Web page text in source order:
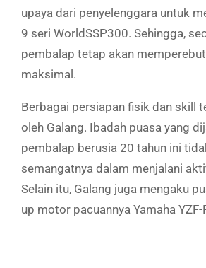
upaya dari penyelenggara untuk
9 seri WorldSSP300. Sehingga,
pembalap tetap akan
maksimal.
Berbagai persiapan fisik dan skill
oleh Galang. Ibadah puasa yang
pembalap berusia 20 tahun ini
semangatnya dalam menjalani
Selain itu, Galang juga mengaku
up motor pacuannya Yamaha YZF-